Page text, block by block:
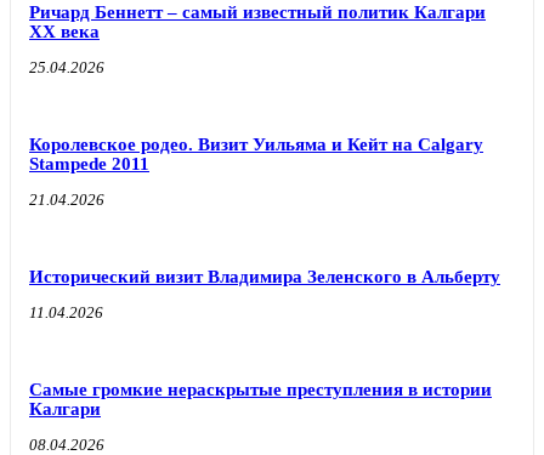
Ричард Беннетт – самый известный политик Калгари
XX века
25.04.2026
Королевское родео. Визит Уильяма и Кейт на Calgary
Stampede 2011
21.04.2026
Исторический визит Владимира Зеленского в Альберту
11.04.2026
Самые громкие нераскрытые преступления в истории
Калгари
08.04.2026